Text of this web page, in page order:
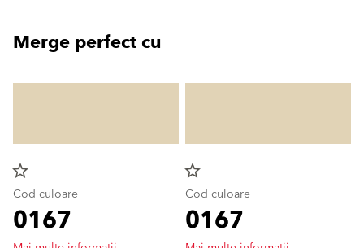
Merge perfect cu
star_border
Cod culoare
0167
star_border
Cod culoare
0167